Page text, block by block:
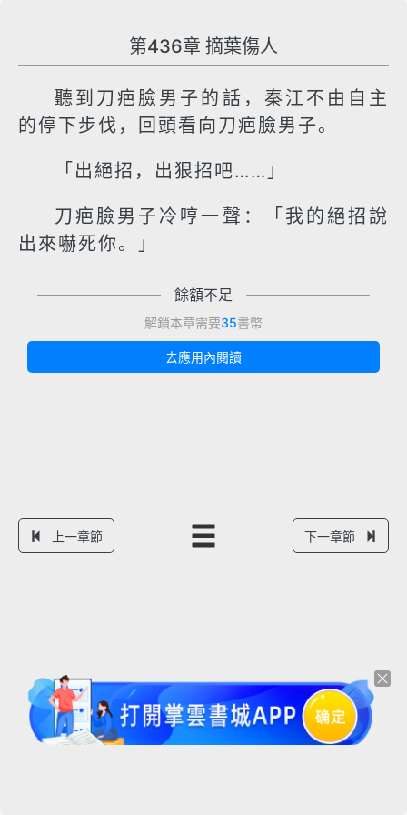
第436章 摘葉傷人
聽到刀疤臉男子的話，秦江不由自主
的停下步伐，回頭看向刀疤臉男子。
「出絕招，出狠招吧……」
刀疤臉男子冷哼一聲：「我的絕招說
出來嚇死你。」
餘額不足
解鎖本章需要35書幣
去應用內閱讀
上一章節 下一章節